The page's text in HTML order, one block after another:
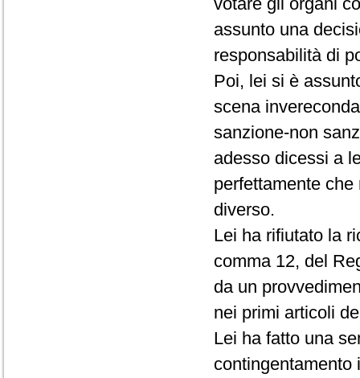
assunto una
responsabilità di
Poi, lei si è
scena
sanzione-non
adesso dicessi a
perfettamente
diverso.
Lei ha rifiutato la
comma 12, del
da un
nei primi articoli
Lei ha fatto una
contingentamento